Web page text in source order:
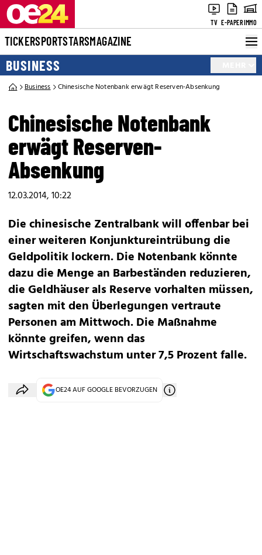
TV E-PAPERIMMO
TICKERSPORTSTARSMAGAZINE
BUSINESS
Business Chinesische Notenbank erwägt Reserven-Absenkung
Chinesische Notenbank
erwägt Reserven-
Absenkung
12.03.2014, 10:22
Die chinesische Zentralbank will offenbar bei
einer weiteren Konjunktureintrübung die
Geldpolitik lockern. Die Notenbank könnte
dazu die Menge an Barbeständen reduzieren,
die Geldhäuser als Reserve vorhalten müssen,
sagten mit den Überlegungen vertraute
Personen am Mittwoch. Die Maßnahme
könnte greifen, wenn das
Wirtschaftswachstum unter 7,5 Prozent falle.
OE24 AUF GOOGLE BEVORZUGEN